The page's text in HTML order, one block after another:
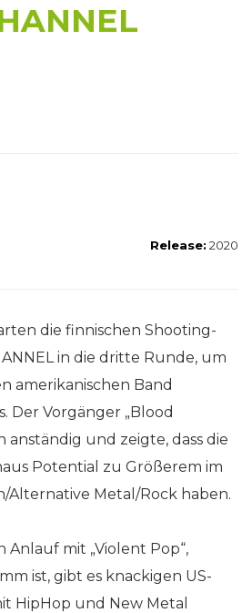
Release: 2020
die finnischen Shooting-
in die dritte Runde, um
amerikanischen Band
Der Vorgänger „Blood
anständig und zeigte, dass die
Potential zu Größerem im
Alternative Metal/Rock haben.
mit „Violent Pop“,
ist, gibt es knackigen US-
HipHop und New Metal